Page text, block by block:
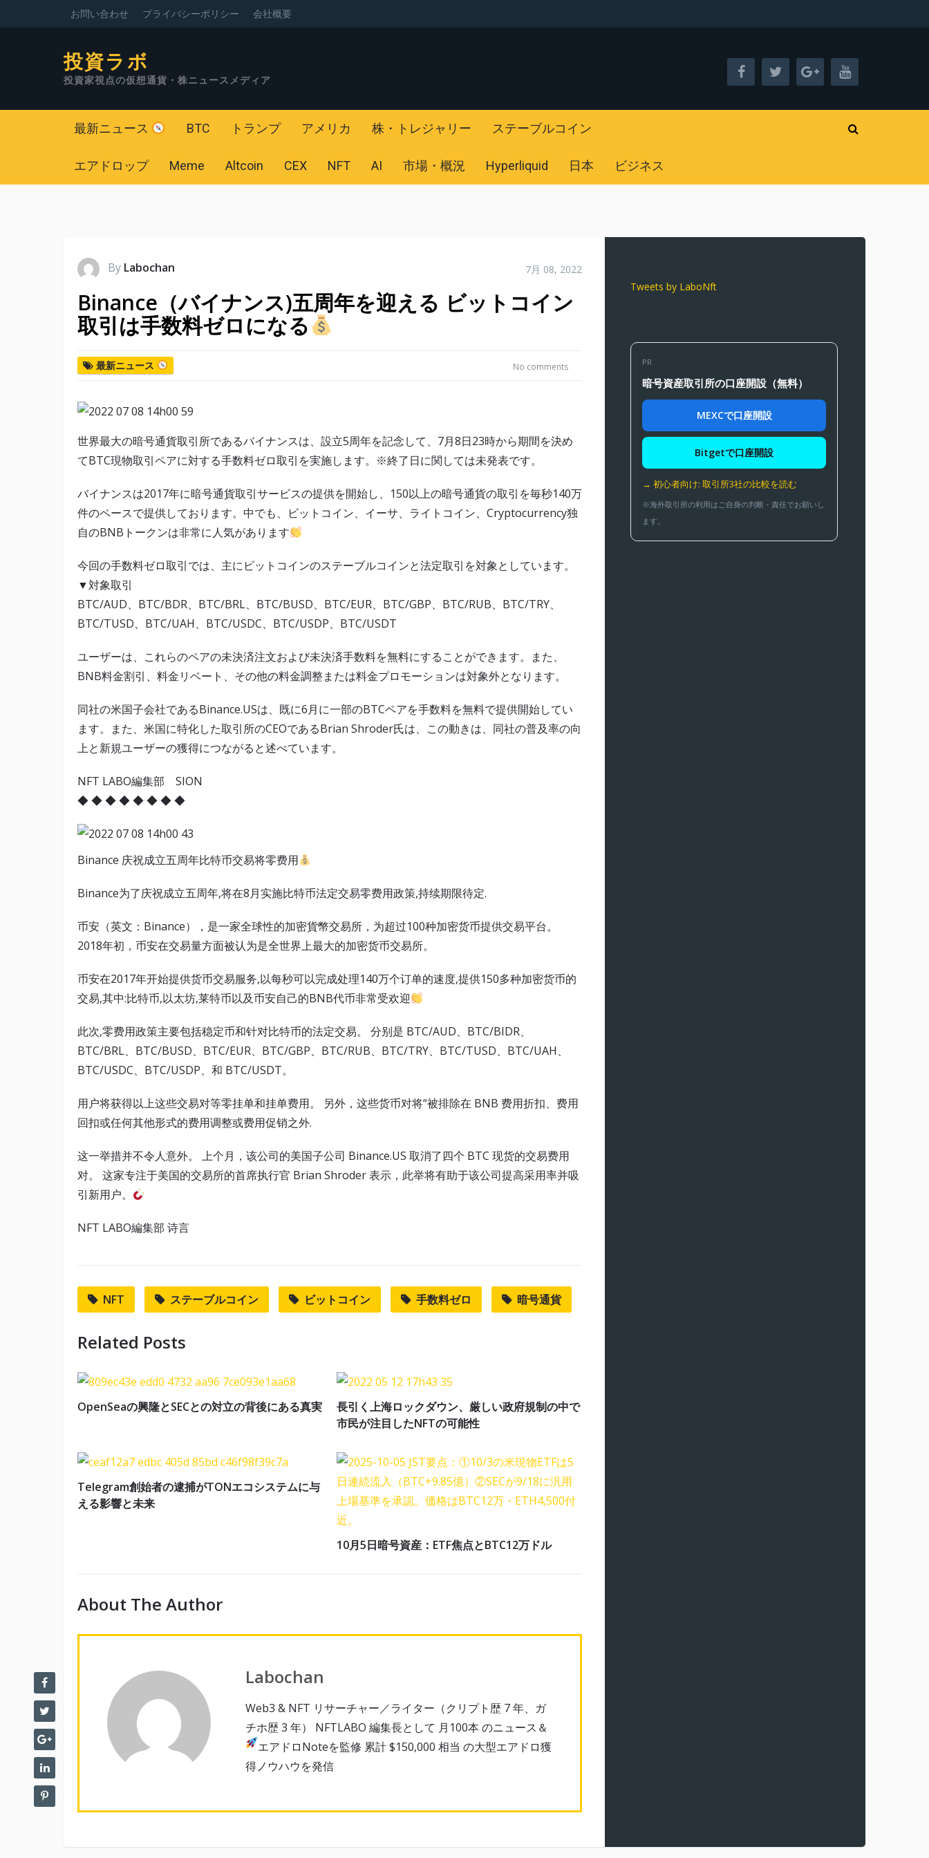
お問い合わせ プライバシーポリシー 会社概要
投資ラボ
投資家視点の仮想通貨・株ニュースメディア
最新ニュース BTC トランプ アメリカ 株・トレジャリー ステーブルコイン
エアドロップ Meme Altcoin CEX NFT AI 市場・概況 Hyperliquid 日本 ビジネス
By Labochan 7月 08, 2022
Binance（バイナンス)五周年を迎える ビットコイン
取引は手数料ゼロになる
最新ニュース No comments
世界最大の暗号通貨取引所であるバイナンスは、設立5周年を記念して、7月8日23時から期間を決め
てBTC現物取引ペアに対する手数料ゼロ取引を実施します。※終了日に関しては未発表です。
バイナンスは2017年に暗号通貨取引サービスの提供を開始し、150以上の暗号通貨の取引を毎秒140万
件のペースで提供しております。中でも、ビットコイン、イーサ、ライトコイン、Cryptocurrency独
自のBNBトークンは非常に人気があります
今回の手数料ゼロ取引では、主にビットコインのステーブルコインと法定取引を対象としています。
▼対象取引
BTC/AUD、BTC/BDR、BTC/BRL、BTC/BUSD、BTC/EUR、BTC/GBP、BTC/RUB、BTC/TRY、
BTC/TUSD、BTC/UAH、BTC/USDC、BTC/USDP、BTC/USDT
ユーザーは、これらのペアの未決済注文および未決済手数料を無料にすることができます。また、
BNB料金割引、料金リベート、その他の料金調整または料金プロモーションは対象外となります。
同社の米国子会社であるBinance.USは、既に6月に一部のBTCペアを手数料を無料で提供開始してい
ます。また、米国に特化した取引所のCEOであるBrian Shroder氏は、この動きは、同社の普及率の向
上と新規ユーザーの獲得につながると述べています。
NFT LABO編集部 SION
◆ ◆ ◆ ◆ ◆ ◆ ◆ ◆
Binance 庆祝成立五周年比特币交易将零费用
Binance为了庆祝成立五周年,将在8月实施比特币法定交易零费用政策,持续期限待定.
币安（英文：Binance），是一家全球性的加密貨幣交易所，为超过100种加密货币提供交易平台。
2018年初，币安在交易量方面被认为是全世界上最大的加密货币交易所。
币安在2017年开始提供货币交易服务,以每秒可以完成处理140万个订单的速度,提供150多种加密货币的
交易,其中:比特币,以太坊,莱特币以及币安自己的BNB代币非常受欢迎
此次,零费用政策主要包括稳定币和针对比特币的法定交易。 分别是 BTC/AUD、BTC/BIDR、
BTC/BRL、BTC/BUSD、BTC/EUR、BTC/GBP、BTC/RUB、BTC/TRY、BTC/TUSD、BTC/UAH、
BTC/USDC、BTC/USDP、和 BTC/USDT。
用户将获得以上这些交易对等零挂单和挂单费用。 另外，这些货币对将“被排除在 BNB 费用折扣、费用
回扣或任何其他形式的费用调整或费用促销之外.
这一举措并不令人意外。 上个月，该公司的美国子公司 Binance.US 取消了四个 BTC 现货的交易费用
对。 这家专注于美国的交易所的首席执行官 Brian Shroder 表示，此举将有助于该公司提高采用率并吸
引新用户。
NFT LABO編集部 诗言
NFT ステーブルコイン ビットコイン 手数料ゼロ 暗号通貨
Related Posts
OpenSeaの興隆とSECとの対立の背後にある真実
長引く上海ロックダウン、厳しい政府規制の中で
市民が注目したNFTの可能性
Telegram創始者の逮捕がTONエコシステムに与
える影響と未来
10月5日暗号資産：ETF焦点とBTC12万ドル
About The Author
Labochan
Web3 & NFT リサーチャー／ライター（クリプト歴 7 年、ガ
チホ歴 3 年） NFTLABO 編集長として 月100本 のニュース＆
エアドロNoteを監修 累計 $150,000 相当 の大型エアドロ獲
得ノウハウを発信
Tweets by LaboNft
PR
暗号資産取引所の口座開設（無料）
MEXCで口座開設
Bitgetで口座開設
→ 初心者向け: 取引所3社の比較を読む
※海外取引所の利用はご自身の判断・責任でお願いし
ます。